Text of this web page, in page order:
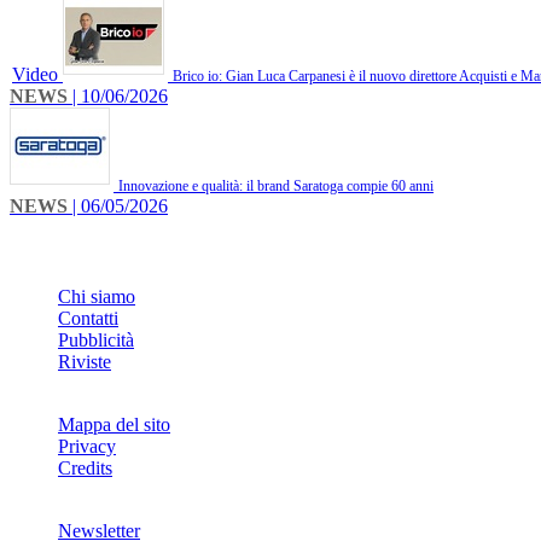
Video Brico io: Gian Luca Carpanesi è il nuovo direttore Acquisti e
NEWS | 10/06/2026
Innovazione e qualità: il brand Saratoga compie 60 anni
NEWS | 06/05/2026
Chi siamo
Contatti
Pubblicità
Riviste
Mappa del sito
Privacy
Credits
Newsletter